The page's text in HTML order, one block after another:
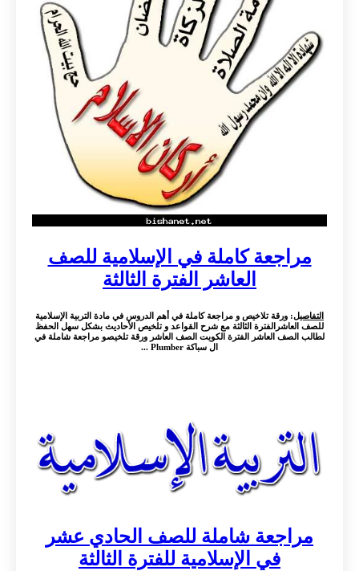
مراجعة كاملة في الإسلامية للصف
العاشر الفترة الثالثة
التفاصيل: ورقة تلاخيص و مراجعة كاملة في أهم الدروس في مادة التربية الإسلامية
للصف العاشرالفترة الثالثة مع شرح القواعد و تلخيص الأحاديث بشكل سهل الحفظ
لطالب الصف العاشر الفترة الكويت الصف العاشر ورقة تلخيصو مراجعة شاملة في
ال سباكة Plumber ...
مراجعة شاملة للصف الحادي عشر
في الإسلامية للفترة الثالثة